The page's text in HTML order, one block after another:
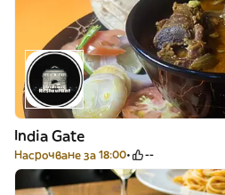
India Gate
Насрочване за 18:00 --